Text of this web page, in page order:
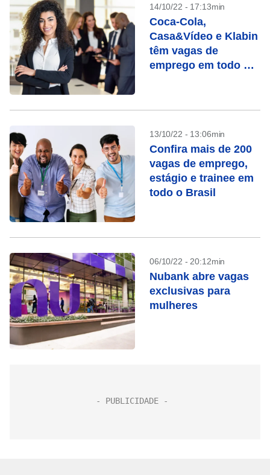
14/10/22 - 17:13min
Coca-Cola,
Casa&Vídeo e Klabin
têm vagas de
emprego em todo o
13/10/22 - 13:06min
Confira mais de 200
vagas de emprego,
estágio e trainee em
todo o Brasil
06/10/22 - 20:12min
Nubank abre vagas
exclusivas para
mulheres